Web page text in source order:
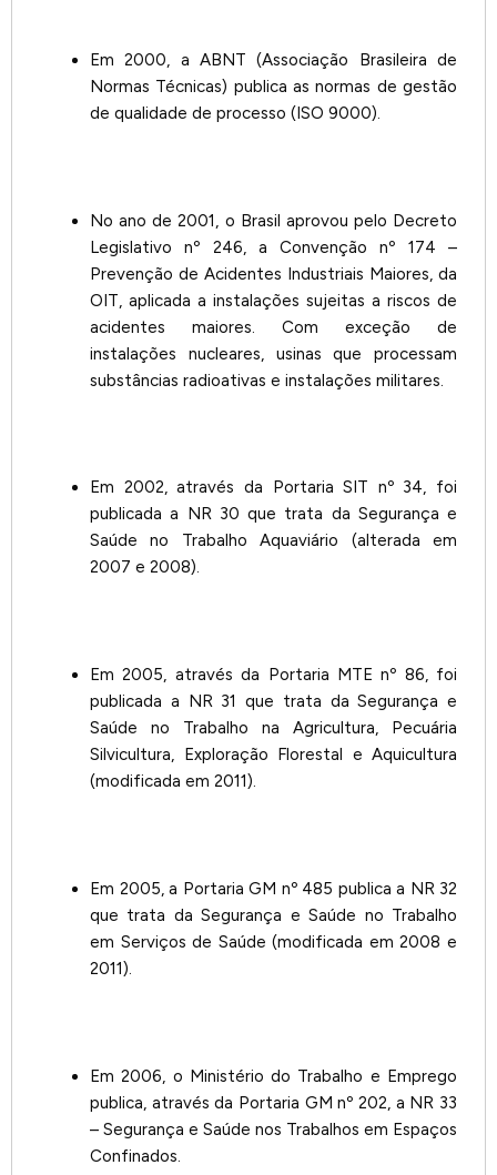
Em 2000, a ABNT (Associação Brasileira de
Normas Técnicas) publica as normas de gestão
de qualidade de processo (ISO 9000).
No ano de 2001, o Brasil aprovou pelo Decreto
Legislativo nº 246, a Convenção nº 174 –
Prevenção de Acidentes Industriais Maiores, da
OIT, aplicada a instalações sujeitas a riscos de
acidentes maiores. Com exceção de
instalações nucleares, usinas que processam
substâncias radioativas e instalações militares.
Em 2002, através da Portaria SIT nº 34, foi
publicada a NR 30 que trata da Segurança e
Saúde no Trabalho Aquaviário (alterada em
2007 e 2008).
Em 2005, através da Portaria MTE nº 86, foi
publicada a NR 31 que trata da Segurança e
Saúde no Trabalho na Agricultura, Pecuária
Silvicultura, Exploração Florestal e Aquicultura
(modificada em 2011).
Em 2005, a Portaria GM nº 485 publica a NR 32
que trata da Segurança e Saúde no Trabalho
em Serviços de Saúde (modificada em 2008 e
2011).
Em 2006, o Ministério do Trabalho e Emprego
publica, através da Portaria GM nº 202, a NR 33
– Segurança e Saúde nos Trabalhos em Espaços
Confinados.